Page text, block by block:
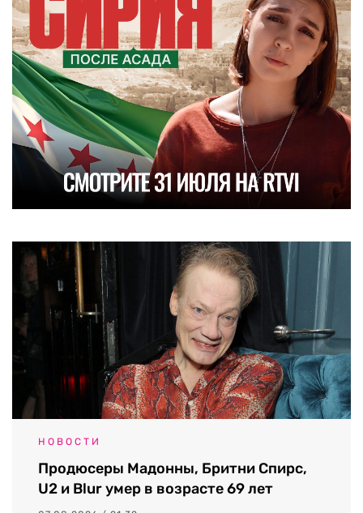
НОВОСТИ
Продюсеры Мадонны, Бритни Спирс,
U2 и Blur умер в возрасте 69 лет